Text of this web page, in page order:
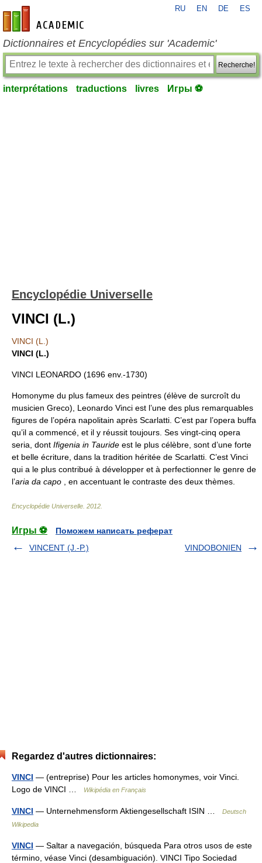
fr-academic.com
RU EN DE ES
Dictionnaires et Encyclopédies sur 'Academic'
Recherche!
interprétations traductions livres Игры ⚽
Encyclopédie Universelle
VINCI (L.)
VINCI (L.)
VINCI (L.)
VINCI LEONARDO (1696 env.-1730)
Homonyme du plus fameux des peintres (élève de surcroît du
musicien Greco), Leonardo Vinci est l’une des plus remarquables
figures de l’opéra napolitain après Scarlatti. C’est par l’opera buffa
qu’il a commencé, et il y réussit toujours. Ses vingt-cinq opera
seria, dont Ifigenia in Tauride est le plus célèbre, sont d’une forte
et belle écriture, dans la tradition héritée de Scarlatti. C’est Vinci
qui a le plus contribué à développer et à perfectionner le genre de
l’aria da capo , en accentuant le contraste des deux thèmes.
Encyclopédie Universelle 2012
Игры ⚽
Поможем написать реферат
VINCENT (J.-P.)
VINDOBONIEN
Regardez d'autres dictionnaires:
VINCI — (entreprise) Pour les articles homonymes, voir Vinci.
Logo de VINCI …
Wikipédia en Français
VINCI — Unternehmensform Aktiengesellschaft ISIN …
Deutsch
Wikipedia
VINCI — Saltar a navegación, búsqueda Para otros usos de este
término, véase Vinci (desambiguación). VINCI Tipo Sociedad